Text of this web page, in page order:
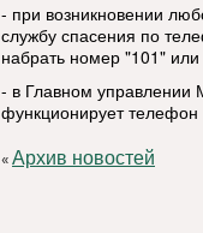
- при возникновении
службу спасения по
набрать номер "101"
- в Главном управлении
функционирует
«Архив новостей